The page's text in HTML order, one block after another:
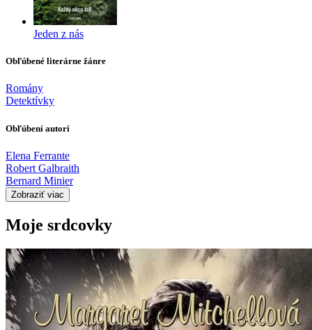
Jeden z nás
Obľúbené literárne žánre
Romány
Detektívky
Obľúbení autori
Elena Ferrante
Robert Galbraith
Bernard Minier
Zobraziť viac
Moje srdcovky